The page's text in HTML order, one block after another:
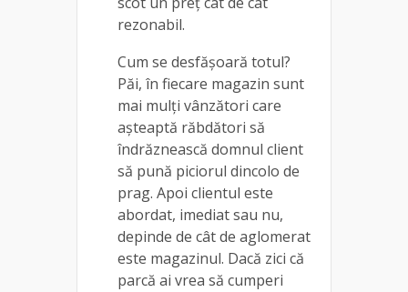
rezonabil.
Cum se desfășoară totul?
Păi, în fiecare magazin sunt
mai mulți vânzători care
așteaptă răbdători să
îndrăznească domnul client
să pună piciorul dincolo de
prag. Apoi clientul este
abordat, imediat sau nu,
depinde de cât de aglomerat
este magazinul. Dacă zici că
parcă ai vrea să cumperi